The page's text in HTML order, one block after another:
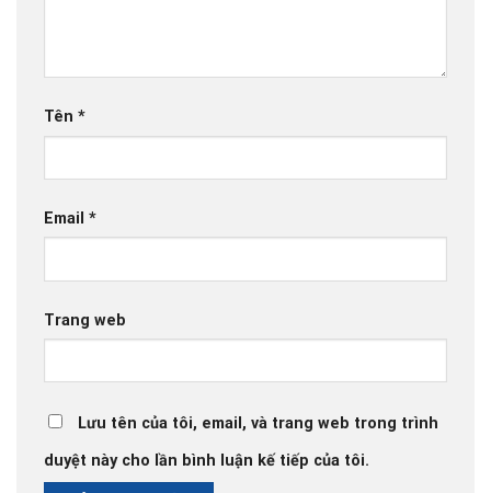
Tên *
Email *
Trang web
Lưu tên của tôi, email, và trang web trong trình
duyệt này cho lần bình luận kế tiếp của tôi.